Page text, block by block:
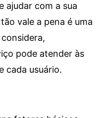
ajudar com a sua
vale a pena é uma
pode atender às
cada usuário.